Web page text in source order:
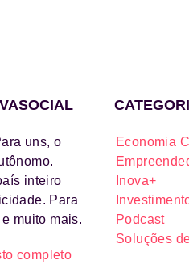
uns, o
inteiro
Para
muito mais.
completo
Economia
Inova+
Podcast
Soluções